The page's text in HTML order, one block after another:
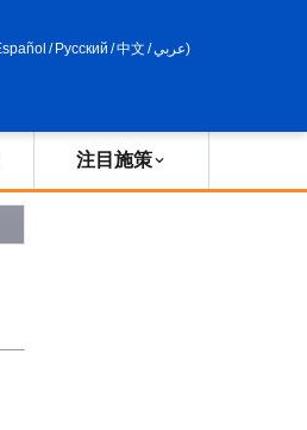
/ Русский /中文 /عربي)
注目施策